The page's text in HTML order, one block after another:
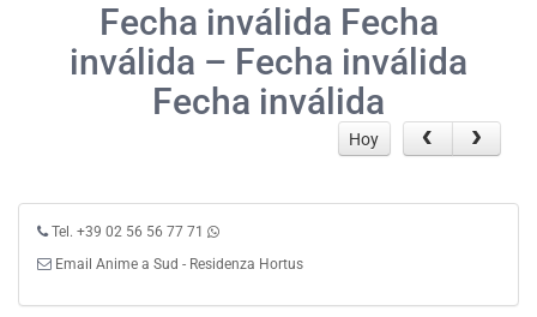
Fecha inválida Fecha
inválida – Fecha inválida
Fecha inválida
Hoy
Tel. +39 02 56 56 77 71
Email Anime a Sud - Residenza Hortus